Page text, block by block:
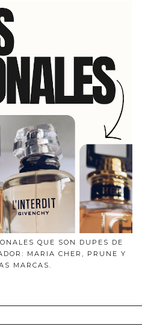
QUE SON DUPES DE
MARIA CHER, PRUNE Y
MARCAS.